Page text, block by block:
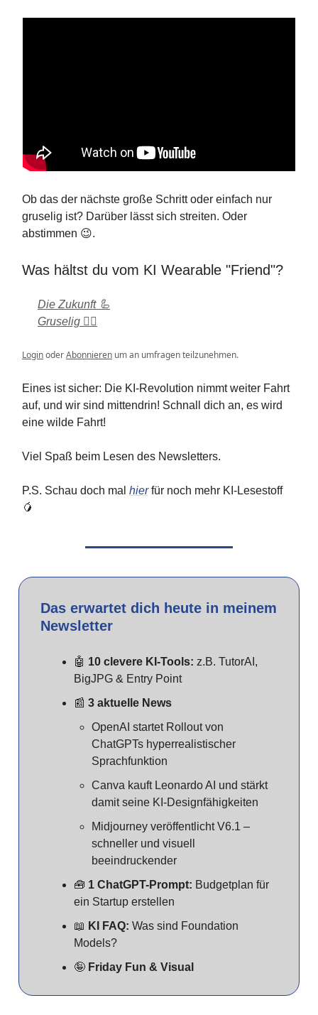
Ob das der nächste große Schritt oder einfach nur
gruselig ist? Darüber lässt sich streiten. Oder
abstimmen 😉.
Was hältst du vom KI Wearable "Friend"?
Die Zukunft 🦾
Gruselig 🧛‍♂️
LoginoderAbonnieren um an umfragen teilzunehmen.
Eines ist sicher: Die KI-Revolution nimmt weiter Fahrt
auf, und wir sind mittendrin! Schnall dich an, es wird
eine wilde Fahrt!
Viel Spaß beim Lesen des Newsletters.
P.S. Schau doch mal hierfür noch mehr KI-Lesestoff
🥭
Das erwartet dich heute in meinem
Newsletter
🤖 10 clevere KI-Tools: z.B. TutorAI,
BigJPG & Entry Point
📰 3 aktuelle News
OpenAI startet Rollout von
ChatGPTs hyperrealistischer
Sprachfunktion
Canva kauft Leonardo AI und stärkt
damit seine KI-Designfähigkeiten
Midjourney veröffentlicht V6.1 –
schneller und visuell
beeindruckender
🧰 1 ChatGPT-Prompt: Budgetplan für
ein Startup erstellen
📖 KI FAQ: Was sind Foundation
Models?
🤪 Friday Fun & Visual